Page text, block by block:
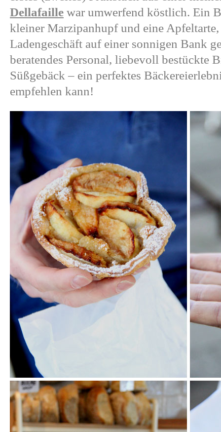
Dellafaille war umwerfend köstlich. Ein
kleiner Marzipanhupf und eine
Ladengeschäft auf einer sonnigen Bank
beratendes Personal, liebevoll bestückte
Süßgebäck – ein perfektes
empfehlen kann!